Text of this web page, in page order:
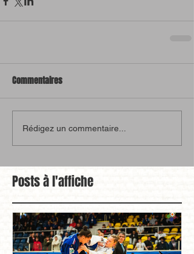
Commentaires
Rédigez un commentaire...
Posts à l'affiche